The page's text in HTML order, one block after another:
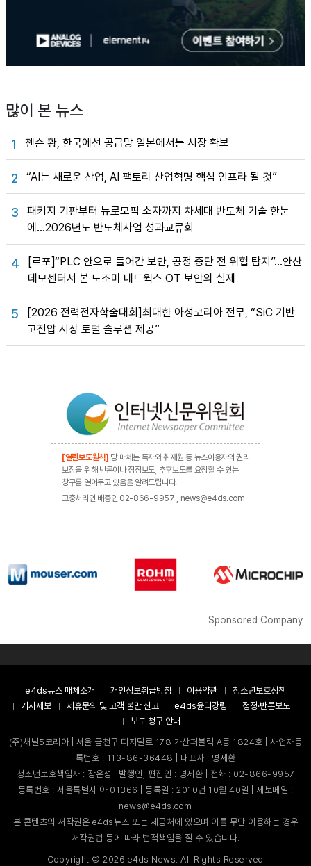
많이 본 뉴스
1 젠슨 황, 한국에선 공급망 일본에서는 시장 확보
2 “AI는 새로운 산업, AI 팩토리 산업혁명 핵심 인프라 될 것”
3
패키지 기판부터 뉴로모픽 소자까지 차세대 반도체 기술 한눈
에…2026년도 반도체사업 성과교류회
4
[르포]“PLC 안으로 들어간 보안, 공정 중단 전 위협 탐지”…안산
데모센터서 본 노조미 네트웍스 OT 보안의 실제
5
[2026 전력전자학술대회]최대한 아성코리아 전무, “SiC 기반
고전압 시장 토털 솔루션 제공”
[열린보도원칙] 당 매체는 독자와 취재원 등 뉴스이용자의 권리
보장을 위해 반론이나 정정보도, 추후보도를 요청할 수 있는
창구를 열어두고 있음을 알려드립니다.
고충처리인 배종인 02-866-9957 , news@e4ds.com
Sponsored Company
e4ds뉴스 매체소개 개인정보취급방침 이용약관
청소년보호정책
기사제보
제휴문의 및 고객 불만 신고 e4ds윤리강령
정정·반론보도
보도 청구 안내
(주)채널5코리아 | 서울 금천구 디지털로 178 가산퍼블릭 A동 1824호 | 사업자등
록번호 : 113-86-36448 | 대표자 : 명세환
청소년보호책임자 : 장은성 | 발행인, 편집인 : 명세환 | 전화 : 02-866-9957
등록번호 : 서울특별시 아 01366 | 등록일 : 2010년 10월 40일 | 제보메일 :
news@e4ds.com
본 콘텐츠의 저작권은 e4ds뉴스 또는 제공처에 있으며 이를 무단 이용하는 경우
저작권법 등에 따라 법적책임을 질 수 있습니다.
Copyright ©2026 e4ds News. All Rights Reserved